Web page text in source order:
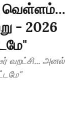
வெள்ளம்...
- 2026
வறட்சி... அனல்